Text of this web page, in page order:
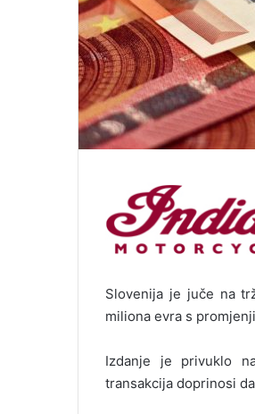
Slovenija je juče na
miliona evra s
Izdanje je privuklo
transakcija doprinosi